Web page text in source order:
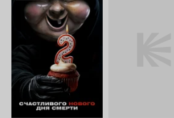
Кинопоиска
6.2